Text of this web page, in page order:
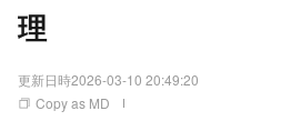
理
更新日時2026-03-10 20:49:20
Copy as MD